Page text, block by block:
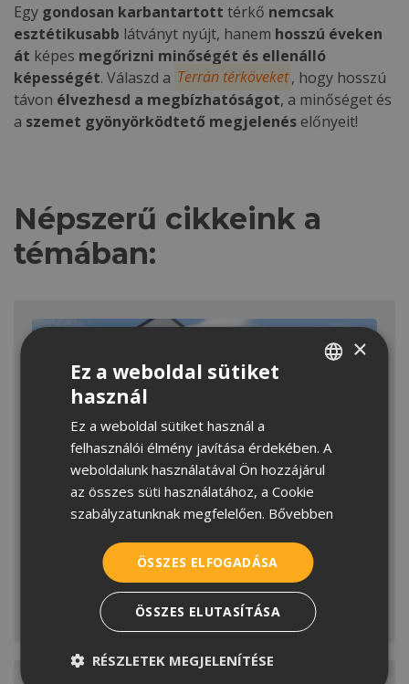
Egy gondosan karbantartott térkő nemcsak
esztétikusabb látványt nyújt, hanem hosszú éveken
át képes megőrizni minőségét és ellenálló
képességét. Válaszd a Terrán térköveket, hogy hosszú
távon élvezhesd a megbízhatóságot, a minőséget és
a szemet gyönyörködtető megjelenés előnyeit!
Népszerű cikkeink a
témában:
Terekből életterek legújabb
díszburkolatainkkal
A térkő ma már nem csupán burkolat, összeköt,
keretet ad, számos funkciót tölt be, az épített
környezet egyik legfontosabb kiegészítő eleme.
Ennek megfelelően a Terrán Térkő is
folyamatosan fejlődik, új koncepciókkal és
innovációkkal bővítve a palettát.
MEGNÉZEM
SERBIAN
×
Ez a weboldal sütiket
használ
Ez a weboldal sütiket használ a
felhasználói élmény javítása érdekében. A
weboldalunk használatával Ön hozzájárul
az összes süti használatához, a Cookie
szabályzatunknak megfelelően. Bővebben
ÖSSZES ELFOGADÁSA
ÖSSZES ELUTASÍTÁSA
RÉSZLETEK MEGJELENÍTÉSE